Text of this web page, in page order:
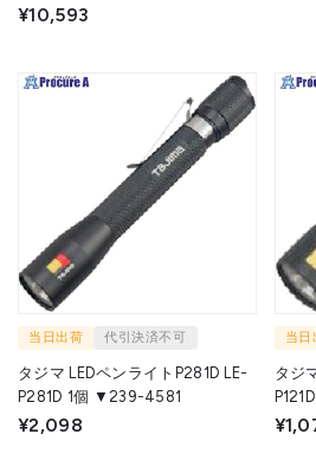
¥10,593
当日出荷 代引決済不可
タジマ LEDペンライトP281D LE-
P281D 1個 ▼239-4581
¥2,098
当日
タジ